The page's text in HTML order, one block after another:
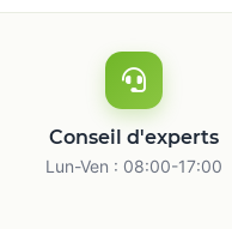
Conseil d'experts
Lun-Ven : 08:00-17:00